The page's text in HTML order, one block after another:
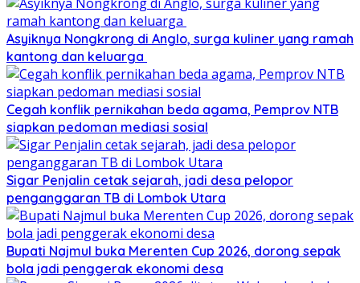
Asyiknya Nongkrong di Anglo, surga kuliner yang ramah
kantong dan keluarga
Cegah konflik pernikahan beda agama, Pemprov NTB
siapkan pedoman mediasi sosial
Sigar Penjalin cetak sejarah, jadi desa pelopor
penganggaran TB di Lombok Utara
Bupati Najmul buka Merenten Cup 2026, dorong sepak
bola jadi penggerak ekonomi desa